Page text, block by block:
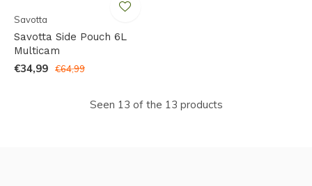
Savotta
Savotta Side Pouch 6L
Multicam
€34,99 €64,99
Seen 13 of the 13 products